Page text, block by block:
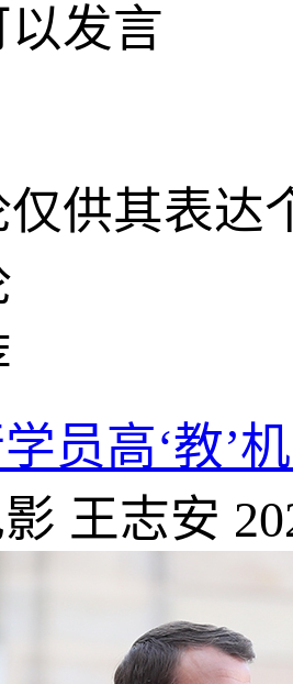
发言
仅供其表达
员高‘教’
王志安